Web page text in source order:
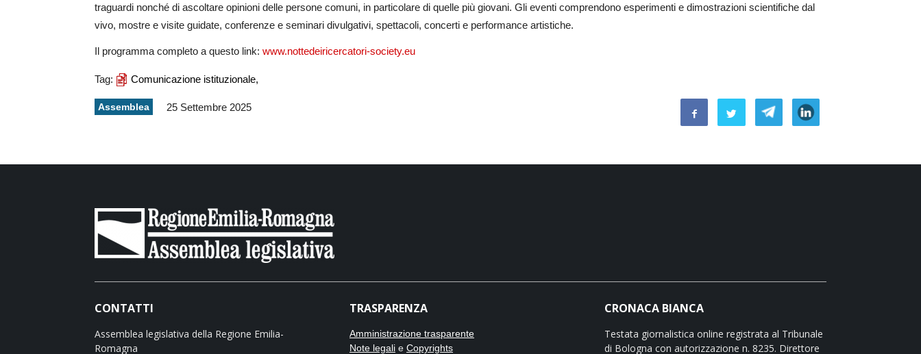
traguardi nonché di ascoltare opinioni delle persone comuni, in particolare di quelle più giovani. Gli eventi comprendono esperimenti e dimostrazioni scientifiche dal
vivo, mostre e visite guidate, conferenze e seminari divulgativi, spettacoli, concerti e performance artistiche.
Il programma completo a questo link: www.nottedeiricercatori-society.eu
Tag: Comunicazione istituzionale,
Assemblea 25 Settembre 2025
CONTATTI
Assemblea legislativa della Regione Emilia-
Romagna
TRASPARENZA
Amministrazione trasparente
Note legali e Copyrights
CRONACA BIANCA
Testata giornalistica online registrata al Tribunale
di Bologna con autorizzazione n. 8235. Direttore